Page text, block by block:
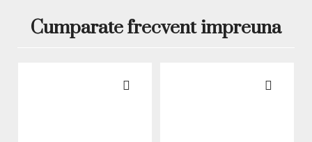
Cumparate frecvent impreuna